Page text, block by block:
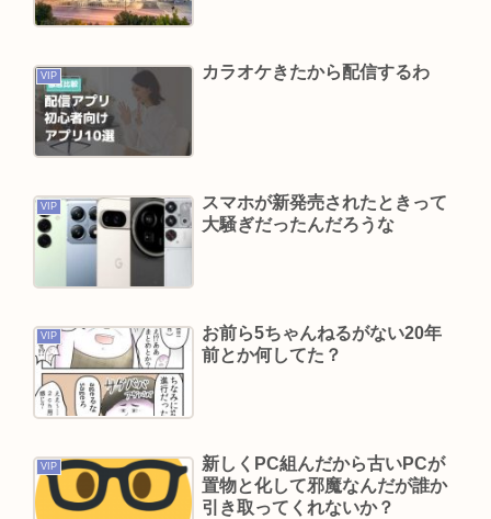
在留カードの更新しに入管に行ったけど父親がぐ
左ハンドル車のデメリット、意外と少ない
投資とかNISAとか素人なんだけど三井住友のコン
サルタントに相談した方がいいのか？
年”に私見…
ジャンポケ斎藤「性行為の許諾は取ったことあり
ません」
Powered by livedoor 相互RSS
VIP カラオケきたから配信するわ
VIP
スマホが新発売されたときって
大騒ぎだったんだろうな
VIP
お前ら5ちゃんねるがない20年
前とか何してた？
VIP
新しくPC組んだから古いPCが
置物と化して邪魔なんだが誰か
引き取ってくれないか？